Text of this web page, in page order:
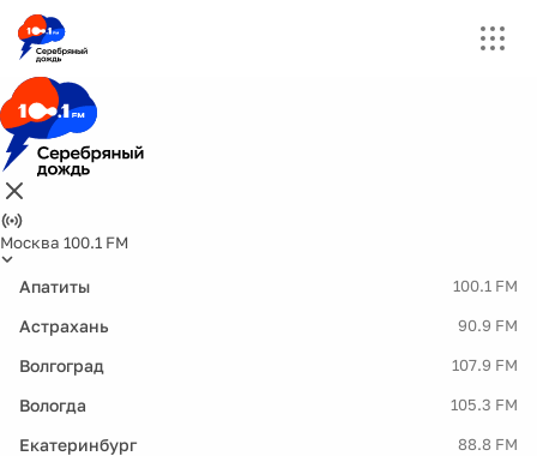
Москва 100.1 FM
Апатиты 100.1 FM
Астрахань 90.9 FM
Волгоград 107.9 FM
Вологда 105.3 FM
Екатеринбург 88.8 FM